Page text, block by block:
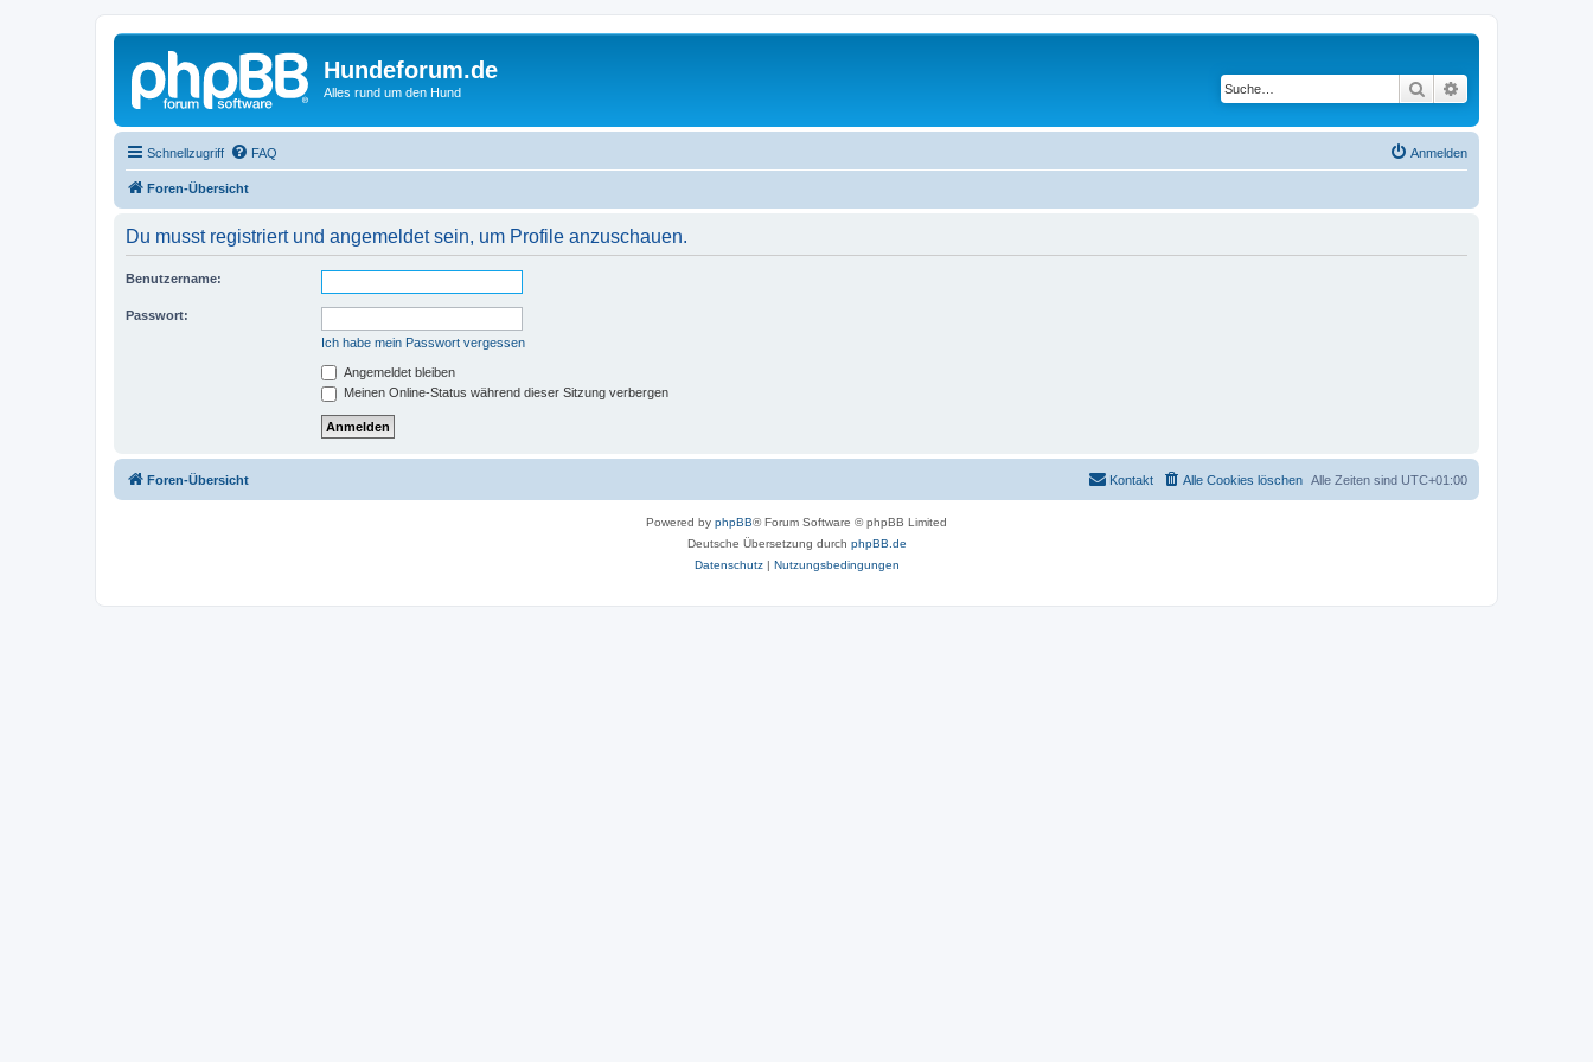
Hundeforum.de
Alles rund um den Hund Suche
Schnellzugriff FAQ Anmelden
Foren-Übersicht
Du musst registriert und angemeldet sein, um Profile anzuschauen.
Benutzername:
Passwort:
Ich habe mein Passwort vergessen
Angemeldet bleiben
Meinen Online-Status während dieser Sitzung verbergen
Foren-Übersicht Alle Zeiten sind UTC+01:00
Alle Cookies löschen
Kontakt
Powered by phpBB® Forum Software © phpBB Limited
Deutsche Übersetzung durch phpBB.de
Datenschutz| Nutzungsbedingungen